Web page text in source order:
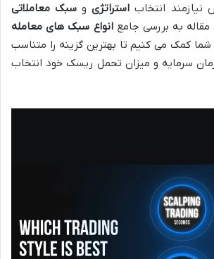
انتخاب استراتژیو سبک معاملاتی
به بررسی جامعانواع سبک های معامله
شما کمک می کنیم تا بهترین گزینه را متناسب
سرمایه و میزان تحمل ریسک خود انتخاب